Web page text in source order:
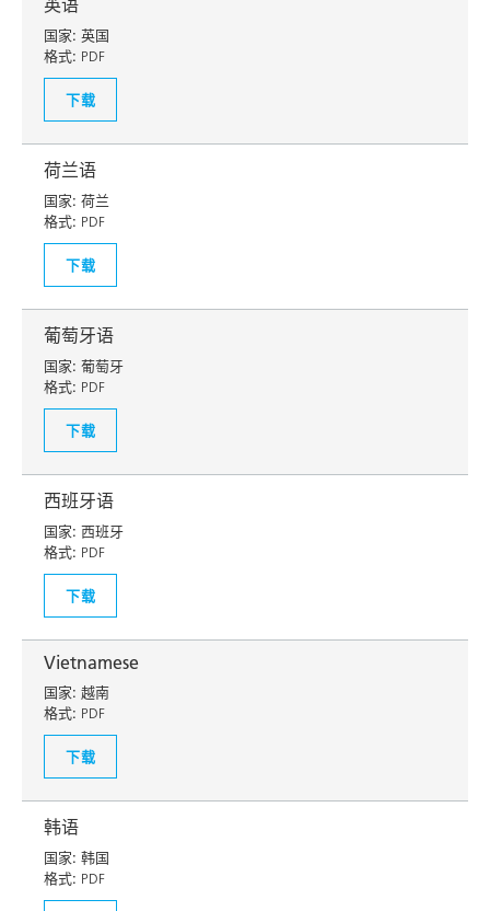
英语
国家: 英国
格式: PDF
下载
荷兰语
国家: 荷兰
格式: PDF
下载
葡萄牙语
国家: 葡萄牙
格式: PDF
下载
西班牙语
国家: 西班牙
格式: PDF
下载
Vietnamese
国家: 越南
格式: PDF
下载
韩语
国家: 韩国
格式: PDF